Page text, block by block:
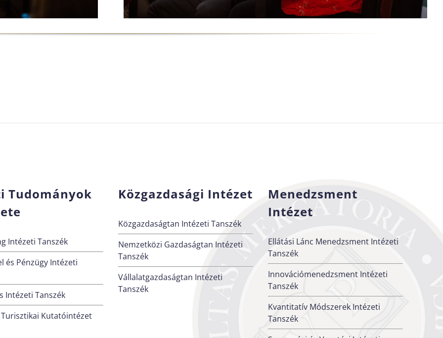
Tudományok
Intézeti Tanszék
és Pénzügy Intézeti
Intézeti Tanszék
Kutatóintézet
Közgazdasági Intézet
Közgazdaságtan Intézeti Tanszék
Nemzetközi Gazdaságtan Intézeti
Tanszék
Vállalatgazdaságtan Intézeti
Tanszék
Menedzsment
Intézet
Ellátási Lánc Menedzsment Intézeti
Tanszék
Innovációmenedzsment Intézeti
Tanszék
Kvantitatív Módszerek Intézeti
Tanszék